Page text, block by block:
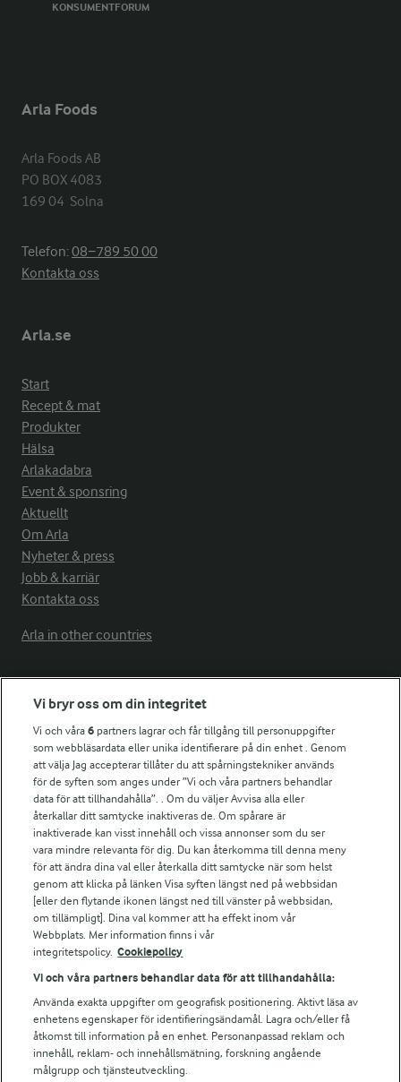
KONSUMENTFORUM
Arla Foods
Arla Foods AB
PO BOX 4083
169 04  Solna
Telefon:08−789 50 00
Kontakta oss
Arla.se
Start
Recept & mat
Produkter
Hälsa
Arlakadabra
Event & sponsring
Aktuellt
Om Arla
Nyheter & press
Jobb & karriär
Kontakta oss
Arla in other countries
Fler Arlasajter
För ägare
Arlas kundportal
Arla.com
Falbygdens Ost
Arla webbshop
Bildbank
Följ oss
Vi bryr oss om din integritet
Vi och våra6 partners lagrar och får tillgång till personuppgifter
som webbläsardata eller unika identifierare på din enhet . Genom
att välja Jag accepterar tillåter du att spårningstekniker används
för de syften som anges under ”Vi och våra partners behandlar
data för att tillhandahålla”. . Om du väljer Avvisa alla eller
återkallar ditt samtycke inaktiveras de. Om spårare är
inaktiverade kan visst innehåll och vissa annonser som du ser
vara mindre relevanta för dig. Du kan återkomma till denna meny
för att ändra dina val eller återkalla ditt samtycke när som helst
genom att klicka på länken Visa syften längst ned på webbsidan
[eller den flytande ikonen längst ned till vänster på webbsidan,
om tillämpligt]. Dina val kommer att ha effekt inom vår
Webbplats. Mer information finns i vår
integritetspolicy. Cookiepolicy
Vi och våra partners behandlar data för att tillhandahålla:
Använda exakta uppgifter om geografisk positionering. Aktivt läsa av
enhetens egenskaper för identifieringsändamål. Lagra och/eller få
åtkomst till information på en enhet. Personanpassad reklam och
innehåll, reklam- och innehållsmätning, forskning angående
målgrupp och tjänsteutveckling.